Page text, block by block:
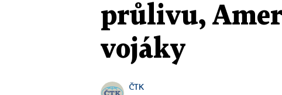
průlivu,
vojáky
ČTK